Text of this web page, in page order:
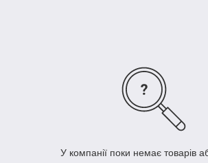
У компанії поки немає товарів